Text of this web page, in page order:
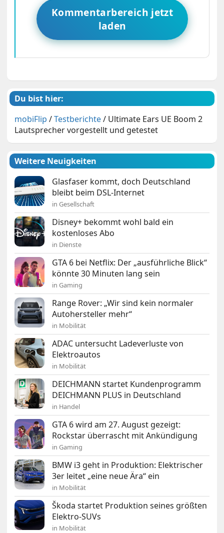
Kommentarbereich jetzt
laden
Du bist hier:
mobiFlip /Testberichte/ Ultimate Ears UE Boom 2
Lautsprecher vorgestellt und getestet
Weitere Neuigkeiten
Glasfaser kommt, doch Deutschland
bleibt beim DSL-Internet
in Gesellschaft
Disney+ bekommt wohl bald ein
kostenloses Abo
in Dienste
GTA 6 bei Netflix: Der „ausführliche Blick“
könnte 30 Minuten lang sein
in Gaming
Range Rover: „Wir sind kein normaler
Autohersteller mehr“
in Mobilität
ADAC untersucht Ladeverluste von
Elektroautos
in Mobilität
DEICHMANN startet Kundenprogramm
DEICHMANN PLUS in Deutschland
in Handel
GTA 6 wird am 27. August gezeigt:
Rockstar überrascht mit Ankündigung
in Gaming
BMW i3 geht in Produktion: Elektrischer
3er leitet „eine neue Ära“ ein
in Mobilität
Škoda startet Produktion seines größten
Elektro-SUVs
in Mobilität